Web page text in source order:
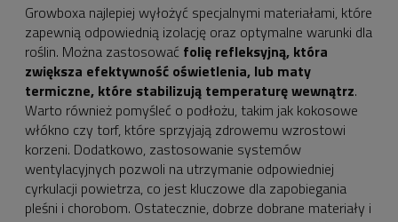
Growboxa najlepiej wyłożyć specjalnymi materiałami, które
zapewnią odpowiednią izolację oraz optymalne warunki dla
roślin. Można zastosować folię refleksyjną, która
zwiększa efektywność oświetlenia, lub maty
termiczne, które stabilizują temperaturę wewnątrz.
Warto również pomyśleć o podłożu, takim jak kokosowe
włókno czy torf, które sprzyjają zdrowemu wzrostowi
korzeni. Dodatkowo, zastosowanie systemów
wentylacyjnych pozwoli na utrzymanie odpowiedniej
cyrkulacji powietrza, co jest kluczowe dla zapobiegania
pleśni i chorobom. Ostatecznie, dobrze dobrane materiały i